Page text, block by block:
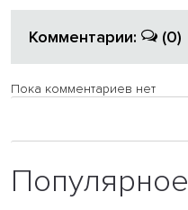
Комментарии: (0)
Пока комментариев нет
Популярное